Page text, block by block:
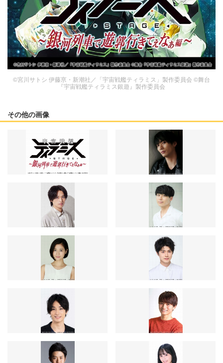
©宮川サトシ 伊藤亰・新潮社／「宇宙戦艦ティラミス」製作委員会 ©舞台
『宇宙戦艦ティラミス銀遊』製作委員会
その他の画像